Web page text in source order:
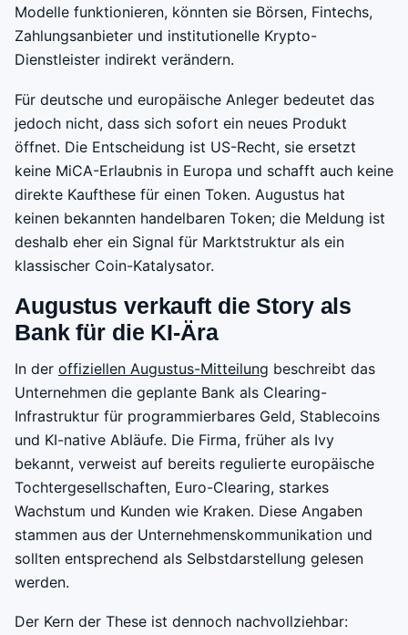
Modelle funktionieren, könnten sie Börsen, Fintechs,
Zahlungsanbieter und institutionelle Krypto-
Dienstleister indirekt verändern.
Für deutsche und europäische Anleger bedeutet das
jedoch nicht, dass sich sofort ein neues Produkt
öffnet. Die Entscheidung ist US-Recht, sie ersetzt
keine MiCA-Erlaubnis in Europa und schafft auch keine
direkte Kaufthese für einen Token. Augustus hat
keinen bekannten handelbaren Token; die Meldung ist
deshalb eher ein Signal für Marktstruktur als ein
klassischer Coin-Katalysator.
Augustus verkauft die Story als
Bank für die KI-Ära
In der offiziellen Augustus-Mitteilung beschreibt das
Unternehmen die geplante Bank als Clearing-
Infrastruktur für programmierbares Geld, Stablecoins
und KI-native Abläufe. Die Firma, früher als Ivy
bekannt, verweist auf bereits regulierte europäische
Tochtergesellschaften, Euro-Clearing, starkes
Wachstum und Kunden wie Kraken. Diese Angaben
stammen aus der Unternehmenskommunikation und
sollten entsprechend als Selbstdarstellung gelesen
werden.
Der Kern der These ist dennoch nachvollziehbar: